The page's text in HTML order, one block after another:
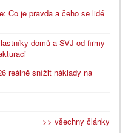
Co je pravda a čeho se lidé
domů a SVJ od firmy
reálně snížit náklady na
>> všechny články